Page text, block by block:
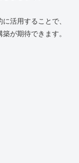
活用することで、
が期待できます。